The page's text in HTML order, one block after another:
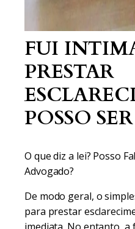
FUI
PRESTAR
POSSO
O que diz a lei? Posso
Advogado?
De modo geral, o
para prestar